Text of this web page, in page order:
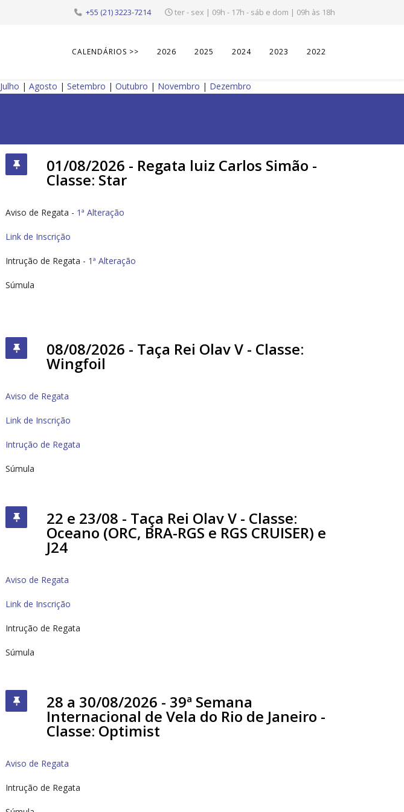
+55 (21) 3223-7214 ter - sex | 09h - 17h - sáb e dom | 09h às 18h
CALENDÁRIOS >> 2026 2025 2024 2023 2022
Julho | Agosto | Setembro | Outubro | Novembro | Dezembro
01/08/2026 - Regata luiz Carlos Simão -
Classe: Star
Aviso de Regata - 1ª Alteração
Link de Inscrição
Intrução de Regata - 1ª Alteração
Súmula
08/08/2026 - Taça Rei Olav V - Classe:
Wingfoil
Aviso de Regata
Link de Inscrição
Intrução de Regata
Súmula
22 e 23/08 - Taça Rei Olav V - Classe:
Oceano (ORC, BRA-RGS e RGS CRUISER) e
J24
Aviso de Regata
Link de Inscrição
Intrução de Regata
Súmula
28 a 30/08/2026 - 39ª Semana
Internacional de Vela do Rio de Janeiro -
Classe: Optimist
Aviso de Regata
Intrução de Regata